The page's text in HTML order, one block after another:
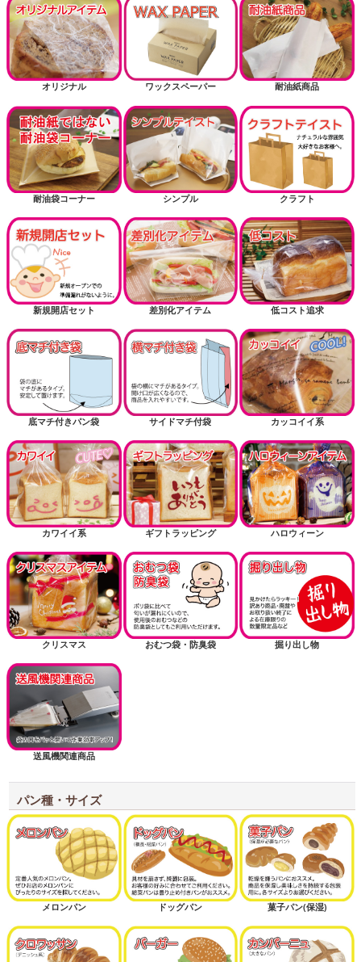
オリジナル ワックスペーパー 耐油紙商品
耐油袋コーナー シンプル クラフト
新規開店セット 差別化アイテム 低コスト追求
底マチ付きパン袋 サイドマチ付袋 カッコイイ系
カワイイ系 ギフトラッピング ハロウィーン
クリスマス おむつ袋・防臭袋 掘り出し物
送風機関連商品
パン種・サイズ
メロンパン ドッグパン 菓子パン(保湿)